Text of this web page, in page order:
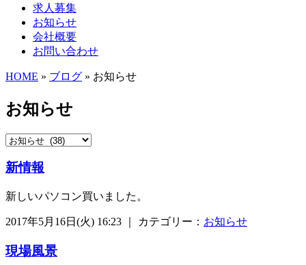
求人募集
お知らせ
会社概要
お問い合わせ
HOME » ブログ » お知らせ
お知らせ
新情報
新しいパソコン買いました。
2017年5月16日(火) 16:23 ｜ カテゴリー： お知らせ
現場風景